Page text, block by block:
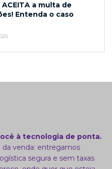
a multa de
Entenda o caso
à tecnologia de ponta.
da venda: entregamos
segura e sem taxas